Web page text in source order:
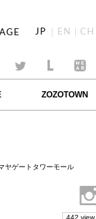
JP EN CH
ZOZOTOWN
ヤゲートタワーモール
442 view